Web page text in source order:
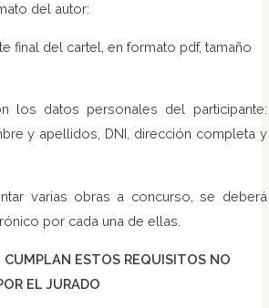
del autor:
final del cartel, en formato pdf, tamaño
los datos personales del participante:
y apellidos, DNI, dirección completa y
varias obras a concurso, se deberá
por cada una de ellas.
ESTOS REQUISITOS NO
EL JURADO